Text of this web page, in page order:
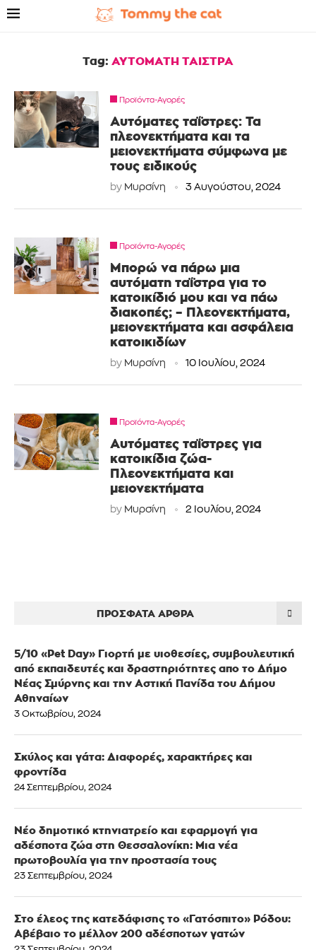
Tag: ΑΥΤΟΜΑΤΗ ΤΑΙΣΤΡΑ
Προϊόντα-Αγορές
Αυτόματες ταΐστρες: Τα
πλεονεκτήματα και τα
μειονεκτήματα σύμφωνα με
τους ειδικούς
by Μυρσίνη 3 Αυγούστου, 2024
Προϊόντα-Αγορές
Μπορώ να πάρω μια
αυτόματη ταΐστρα για το
κατοικίδιό μου και να πάω
διακοπές; – Πλεονεκτήματα,
μειονεκτήματα και ασφάλεια
κατοικιδίων
by Μυρσίνη 10 Ιουλίου, 2024
Προϊόντα-Αγορές
Αυτόματες ταΐστρες για
κατοικίδια ζώα-
Πλεονεκτήματα και
μειονεκτήματα
by Μυρσίνη 2 Ιουλίου, 2024
ΠΡΌΣΦΑΤΑ ΆΡΘΡΑ
5/10 «Pet Day» Γιορτή με υιοθεσίες, συμβουλευτική
από εκπαιδευτές και δραστηριότητες απο το Δήμο
Νέας Σμύρνης και την Αστική Πανίδα του Δήμου
Αθηναίων
3 Οκτωβρίου, 2024
Σκύλος και γάτα: Διαφορές, χαρακτήρες και
φροντίδα
24 Σεπτεμβρίου, 2024
Νέο δημοτικό κτηνιατρείο και εφαρμογή για
αδέσποτα ζώα στη Θεσσαλονίκη: Μια νέα
πρωτοβουλία για την προστασία τους
23 Σεπτεμβρίου, 2024
Στο έλεος της κατεδάφισης το «Γατόσπιτο» Ρόδου:
Αβέβαιο το μέλλον 200 αδέσποτων γατών